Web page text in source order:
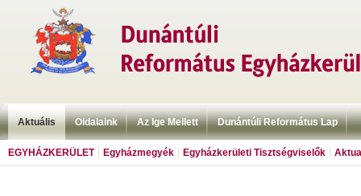
Aktuális Oldalaink Az Ige Mellett Dunántúli Református Lap
EGYHÁZKERÜLET Egyházmegyék Egyházkerületi Tisztségviselők